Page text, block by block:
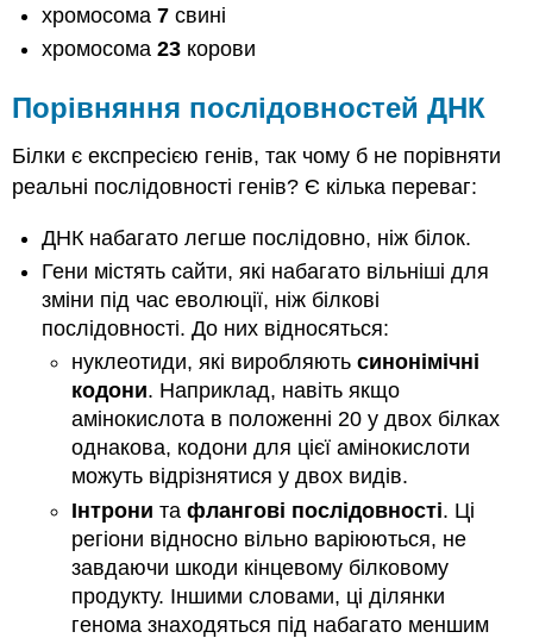
хромосома7 свині
хромосома23 корови
Порівняння послідовностей ДНК
Білки є експресією генів, так чому б не порівняти
реальні послідовності генів? Є кілька переваг:
ДНК набагато легше послідовно, ніж білок.
Гени містять сайти, які набагато вільніші для
зміни під час еволюції, ніж білкові
послідовності. До них відносяться:
нуклеотиди, які виробляють синонімічні
кодони. Наприклад, навіть якщо
амінокислота в положенні 20 у двох білках
однакова, кодони для цієї амінокислоти
можуть відрізнятися у двох видів.
Інтрони та флангові послідовності. Ці
регіони відносно вільно варіюються, не
завдаючи шкоди кінцевому білковому
продукту. Іншими словами, ці ділянки
генома знаходяться під набагато меншим